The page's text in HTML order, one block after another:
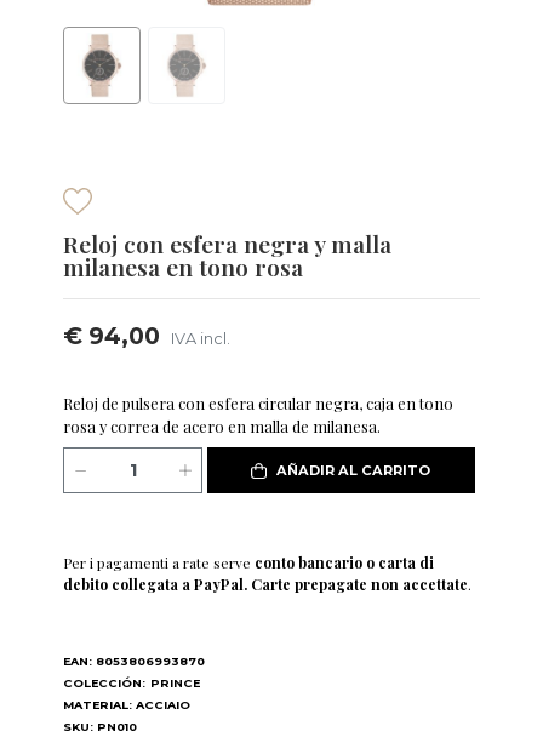
Reloj con esfera negra y malla
milanesa en tono rosa
€ 94,00 IVA incl.
Reloj de pulsera con esfera circular negra, caja en tono
rosa y correa de acero en malla de milanesa.
AÑADIR AL CARRITO
Per i pagamenti a rate serve conto bancario o carta di
debito collegata a PayPal. Carte prepagate non accettate.
EAN: 8053806993870
COLECCIÓN: PRINCE
MATERIAL: ACCIAIO
SKU: PN010